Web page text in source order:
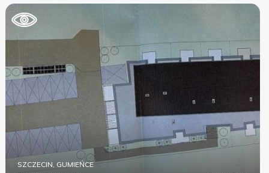
SZCZECIN, GUMIEŃCE